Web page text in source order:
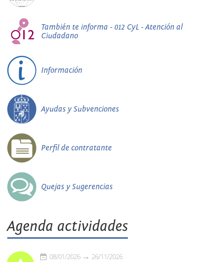
También te informa - 012 CyL - Atención al
Ciudadano
Información
Ayudas y Subvenciones
Perfil de contratante
Quejas y Sugerencias
Agenda actividades
08/01/2026 26/11/2026